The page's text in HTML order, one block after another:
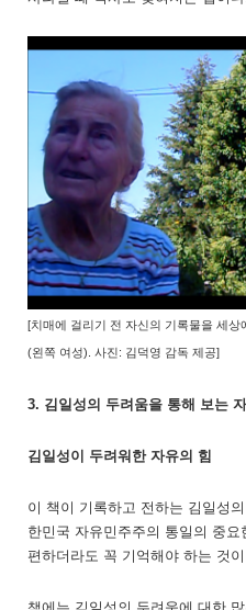
[치매에 걸리기 전 자신의 기록물을 세상
(왼쪽 여성). 사진: 김덕영 감독 제공]
3. 김일성의 두려움을 통해 보는
김일성이 두려워한 자유의 힘
이 책이 기록하고 전하는 김일성
한민국 자유민주주의 통일의 중
편하더라도 꼭 기억해야 하는 것